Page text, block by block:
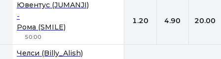
Ювентус (JUMANJI)
-
Рома (SMILE)
50:00
1.20 4.90 20.00
Челси (Billy_Alish)